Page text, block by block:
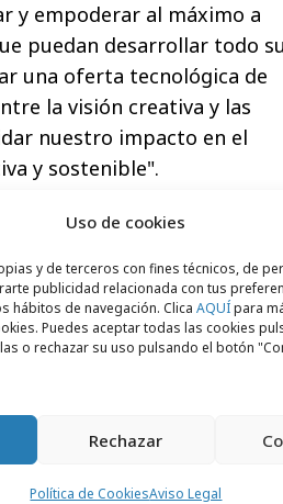
Uso de cookies
y de terceros con fines técnicos, de
publicidad relacionada con tus
hábitos de navegación. Clica AQUÍpara
Puedes aceptar todas las cookies
o rechazar su uso pulsando el botón
Rechazar
Política de CookiesAviso Legal
y empoderar al máximo a
puedan desarrollar todo su
una oferta tecnológica de
la visión creativa y las
nuestro impacto en el
y sostenible".
de la creatividad y la
en España llega
de la agencia,
con el resto de las
de este nuevo
por la tecnología como
impulsar el